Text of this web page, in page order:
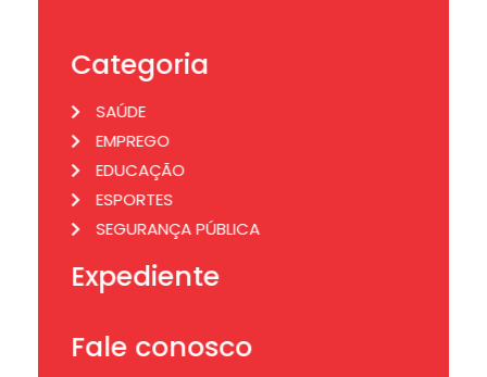
Categoria
SAÚDE
EMPREGO
EDUCAÇÃO
ESPORTES
SEGURANÇA PÚBLICA
Expediente
Fale conosco